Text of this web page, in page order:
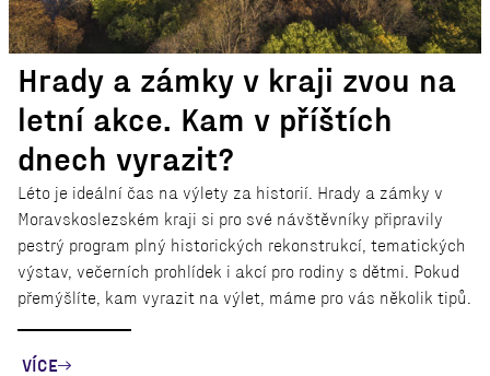
Hrady a zámky v kraji zvou na
letní akce. Kam v příštích
dnech vyrazit?
Léto je ideální čas na výlety za historií. Hrady a zámky v
Moravskoslezském kraji si pro své návštěvníky připravily
pestrý program plný historických rekonstrukcí, tematických
výstav, večerních prohlídek i akcí pro rodiny s dětmi. Pokud
přemýšlíte, kam vyrazit na výlet, máme pro vás několik tipů.
VÍCE